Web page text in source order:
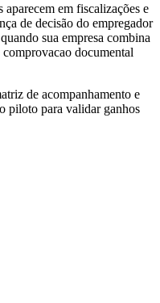
em fiscalizações e
de decisão do empregador
sua empresa combina
documental
de acompanhamento e
piloto para validar ganhos